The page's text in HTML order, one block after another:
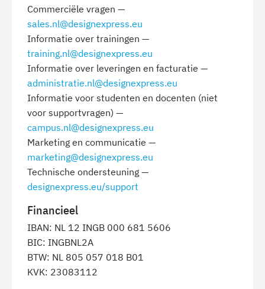
Commerciële vragen —
sales.nl@designexpress.eu
Informatie over trainingen —
training.nl@designexpress.eu
Informatie over leveringen en facturatie —
administratie.nl@designexpress.eu
Informatie voor studenten en docenten (niet
voor supportvragen) —
campus.nl@designexpress.eu
Marketing en communicatie —
marketing@designexpress.eu
Technische ondersteuning —
designexpress.eu/support
Financieel
IBAN: NL 12 INGB 000 681 5606
BIC: INGBNL2A
BTW: NL 805 057 018 B01
KVK: 23083112